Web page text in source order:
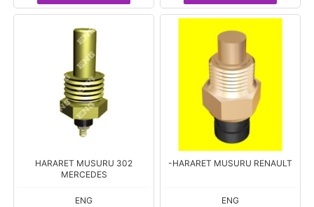
HARARET MUSURU 302
MERCEDES
ENG
-HARARET MUSURU RENAULT
ENG